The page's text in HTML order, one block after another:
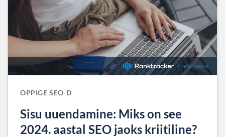
ÕPPIGE SEO-D
Sisu uuendamine: Miks on see
2024. aastal SEO jaoks kriitiline?